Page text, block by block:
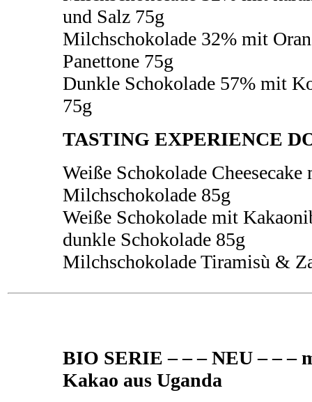
und Salz 75g
Milchschokolade 32% mit
Panettone 75g
Dunkle Schokolade 57% mit
75g
TASTING EXPERIENCE
Weiße Schokolade
Milchschokolade 85g
Weiße Schokolade mit
dunkle Schokolade 85g
Milchschokolade Tiramisù &
BIO SERIE – – – NEU – – –
Kakao aus Uganda